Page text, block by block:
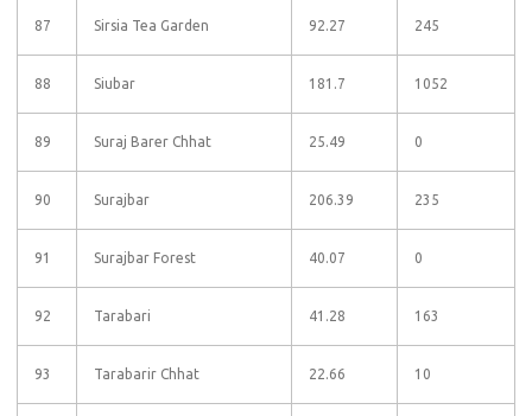
87 Sirsia Tea Garden 92.27 245
88 Siubar 181.7 1052
89 Suraj Barer Chhat 25.49 0
90 Surajbar 206.39 235
91 Surajbar Forest 40.07 0
92 Tarabari 41.28 163
93 Tarabarir Chhat 22.66 10